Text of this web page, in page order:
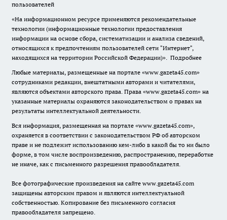
пользователей
«На информационном ресурсе применяются рекомендательные
технологии (информационные технологии предоставления
информации на основе сбора, систематизации и анализа сведений,
относящихся к предпочтениям пользователей сети "Интернет",
находящихся на территории Российской Федерации)». Подробнее
Любые материалы, размещенные на портале «www.gazeta45.com»
сотрудниками редакции, внештатными авторами и читателями,
являются объектами авторского права. Права «www.gazeta45.com» на
указанные материалы охраняются законодательством о правах на
результаты интеллектуальной деятельности.
Вся информация, размещенная на портале «www.gazeta45.com»,
охраняется в соответствии с законодательством РФ об авторском
праве и не подлежит использованию кем-либо в какой бы то ни было
форме, в том числе воспроизведению, распространению, переработке
не иначе, как с письменного разрешения правообладателя.
Все фотографические произведения на сайте www.gazeta45.com
защищены авторским правом и являются интеллектуальной
собственностью. Копирование без письменного согласия
правообладателя запрещено.